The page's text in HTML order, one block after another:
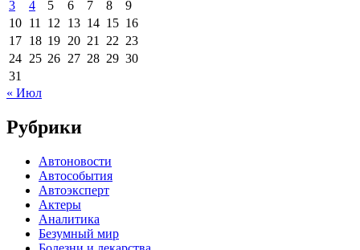
3
4 5 6 7 8
9
10 11 12 13 14 15 16
17 18 19 20 21 22 23
24 25 26 27 28 29 30
31
« Июл
Рубрики
Автоновости
Автособытия
Автоэксперт
Актеры
Аналитика
Безумный мир